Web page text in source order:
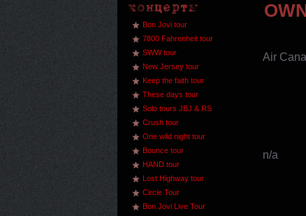
Bon Jovi tour
7800 Fahrenheit tour
SWW tour
New Jersey tour
Keep the faith tour
These days tour
Solo tours JBJ & RS
Crush tour
One wild night tour
Bounce tour
HAND tour
Lost Highway tour
Circle Tour
Bon Jovi Live Tour
Air
n/a